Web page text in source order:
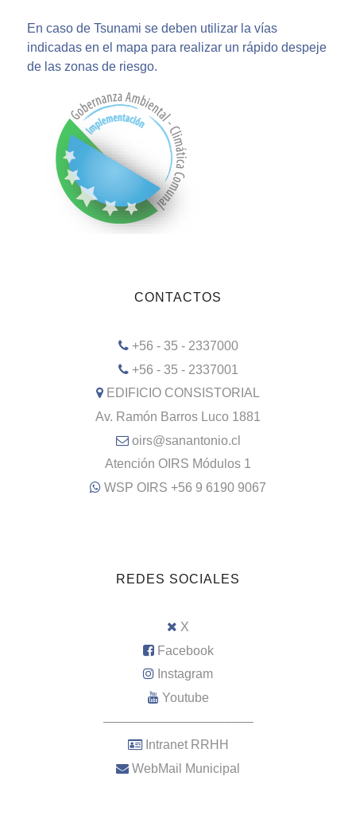
En caso de Tsunami se deben utilizar la vías
indicadas en el mapa para realizar un rápido despeje
de las zonas de riesgo.
CONTACTOS
+56 - 35 - 2337000
+56 - 35 - 2337001
EDIFICIO CONSISTORIAL
Av. Ramón Barros Luco 1881
oirs@sanantonio.cl
Atención OIRS Módulos 1
WSP OIRS +56 9 6190 9067
REDES SOCIALES
X
Facebook
Instagram
Youtube
–––––––––––––––––––––
Intranet RRHH
WebMail Municipal